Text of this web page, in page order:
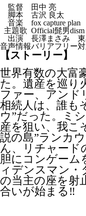
監督
田中 亮
脚本
古沢 良太
音楽
fox capture plan
主題歌 Official髭男dism
出演
長澤まさみ
音声情報バリアフリー
【ストーリー】
世界有数の大富
た。遺産を巡り
ファー、アンド
相続人は、誰も
ウ”だった。ミ
産を狙い、我こ
説の島”ランカ
ん、リチャード
胆にコンゲー
ィデンスマン・
の当主の座を射
合いが始まる‼